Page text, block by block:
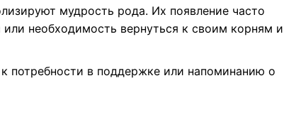
мудрость рода. Их появление часто
необходимость вернуться к своим корням и
потребности в поддержке или напоминанию о